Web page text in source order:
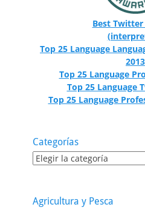
Best
Top 25 Language
2013
Top 25 Language
Top 25 Language
Top 25 Language
Categorías
Categorías
Agricultura y Pesca